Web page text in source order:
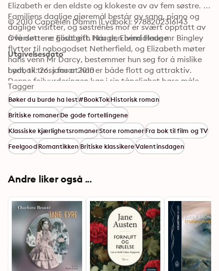
Elizabeth er den eldste og klokeste av av fem søstre.
Familiens daglige gjøremål består av sang, piano og
daglige visitter, og søstrenes mor er svært opptatt av
å få døtrene godt gift. Når den bemidlede mr Bingley
flytter til nabogodset Netherfield, og Elizabeth møter
hans venn Mr Darcy, bestemmer hun seg for å mislike
ham, til tross for at han er både flott og attraktiv.
Denne feilvurderingen kan i sin tåpelighet bare måle
seg med Darcys egen arrogante stolthet. De første
inntrykkene deres må imidlertid etter hvert vike
plassen for ekte følelser...
© 2010 Cappelen Damm (Lydbok): 9788202316143
Oversettere: Elisabeth Hauge, Eivind Hauge
Utgivelsesdato
Lydbok: 26. januar 2010
Tagger
Bøker du burde ha lest#BookTokHistorisk roman
Britiske romanerDe gode fortellingene
Klassiske kjærlighetsromanerStore romanerFra bok til film og TV
FeelgoodRomantikkenBritiske klassikereValentinsdagen
Andre liker også ...